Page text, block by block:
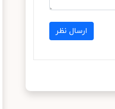
ارسال نظر